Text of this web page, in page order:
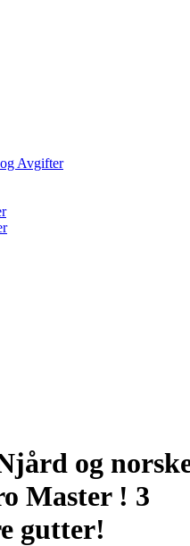
Avgifter
og
Master ! 3
gutter!